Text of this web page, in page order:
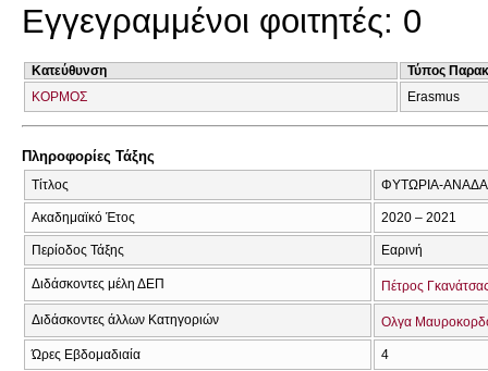
Εγγεγραμμένοι φοιτητές: 0
Κατεύθυνση
Τύπος
ΚΟΡΜΟΣ
Erasmus
Πληροφορίες Τάξης
Τίτλος ΦΥΤΩΡΙΑ-
Ακαδημαϊκό Έτος 2020 – 2021
Περίοδος Τάξης Εαρινή
Διδάσκοντες μέλη ΔΕΠ Πέτρος
Διδάσκοντες άλλων Κατηγοριών Ολγα
Ώρες Εβδομαδιαία 4